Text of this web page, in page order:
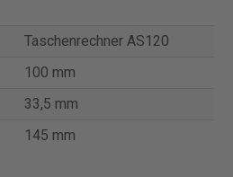
Taschenrechner AS120
100 mm
33,5 mm
145 mm